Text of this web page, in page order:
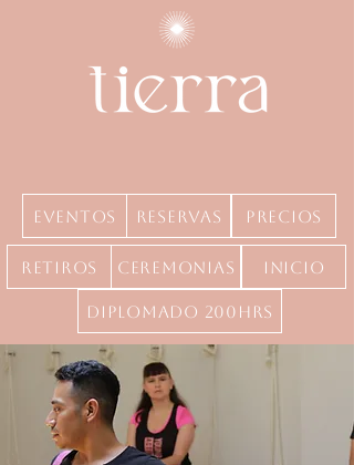
Reservas
Eventos precios
Ceremonias
Retiros inicio
Diplomado 200hrs